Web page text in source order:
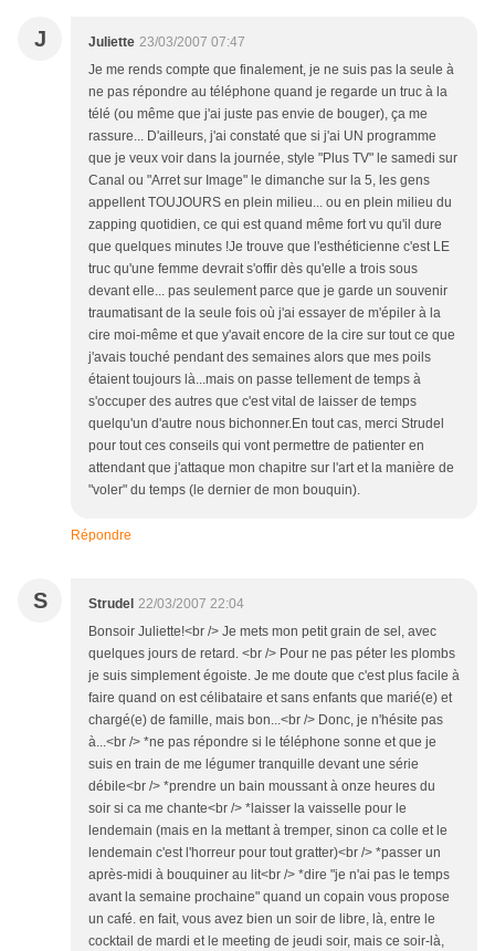
J Juliette 23/03/2007 07:47
Je me rends compte que finalement, je ne suis pas la seule à
ne pas répondre au téléphone quand je regarde un truc à la
télé (ou même que j'ai juste pas envie de bouger), ça me
rassure... D'ailleurs, j'ai constaté que si j'ai UN programme
que je veux voir dans la journée, style "Plus TV" le samedi sur
Canal ou "Arret sur Image" le dimanche sur la 5, les gens
appellent TOUJOURS en plein milieu... ou en plein milieu du
zapping quotidien, ce qui est quand même fort vu qu'il dure
que quelques minutes !Je trouve que l'esthéticienne c'est LE
truc qu'une femme devrait s'offir dès qu'elle a trois sous
devant elle... pas seulement parce que je garde un souvenir
traumatisant de la seule fois où j'ai essayer de m'épiler à la
cire moi-même et que y'avait encore de la cire sur tout ce que
j'avais touché pendant des semaines alors que mes poils
étaient toujours là...mais on passe tellement de temps à
s'occuper des autres que c'est vital de laisser de temps
quelqu'un d'autre nous bichonner.En tout cas, merci Strudel
pour tout ces conseils qui vont permettre de patienter en
attendant que j'attaque mon chapitre sur l'art et la manière de
"voler" du temps (le dernier de mon bouquin).
Répondre
S Strudel 22/03/2007 22:04
Bonsoir Juliette!<br /> Je mets mon petit grain de sel, avec
quelques jours de retard. <br /> Pour ne pas péter les plombs
je suis simplement égoiste. Je me doute que c'est plus facile à
faire quand on est célibataire et sans enfants que marié(e) et
chargé(e) de famille, mais bon...<br /> Donc, je n'hésite pas
à...<br /> *ne pas répondre si le téléphone sonne et que je
suis en train de me légumer tranquille devant une série
débile<br /> *prendre un bain moussant à onze heures du
soir si ca me chante<br /> *laisser la vaisselle pour le
lendemain (mais en la mettant à tremper, sinon ca colle et le
lendemain c'est l'horreur pour tout gratter)<br /> *passer un
après-midi à bouquiner au lit<br /> *dire "je n'ai pas le temps
avant la semaine prochaine" quand un copain vous propose
un café. en fait, vous avez bien un soir de libre, là, entre le
cocktail de mardi et le meeting de jeudi soir, mais ce soir-là,